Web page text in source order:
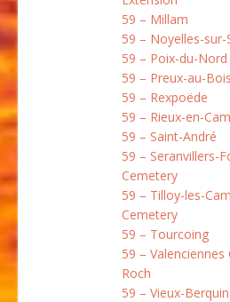
59 – Millam
59 – Noyelles-sur-
59 – Poix-du-Nord
59 – Preux-au-Bois
59 – Rexpoëde
59 – Rieux-en-
59 – Saint-André
59 – Seranvillers-
Cemetery
59 – Tilloy-les-
Cemetery
59 – Tourcoing
59 –
Roch
59 – Vieux-Berquin